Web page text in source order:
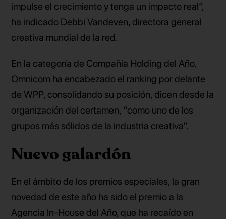
impulse el crecimiento y tenga un impacto real”,
ha indicado Debbi Vandeven, directora general
creativa mundial de la red.
En la categoría de Compañía Holding del Año,
Omnicom ha encabezado el ranking por delante
de WPP, consolidando su posición, dicen desde la
organización del certamen, “como uno de los
grupos más sólidos de la industria creativa”.
Nuevo galardón
En el ámbito de los premios especiales, la gran
novedad de este año ha sido el premio a la
Agencia In-House del Año, que ha recaído en